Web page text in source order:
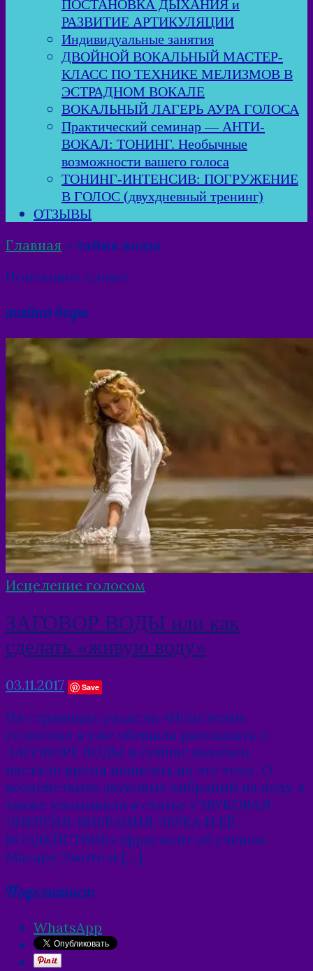
ПОСТАНОВКА ДЫХАНИЯ и
РАЗВИТИЕ АРТИКУЛЯЦИИ
Индивидуальные занятия
ДВОЙНОЙ ВОКАЛЬНЫЙ МАСТЕР-
КЛАСС ПО ТЕХНИКЕ МЕЛИЗМОВ В
ЭСТРАДНОМ ВОКАЛЕ
ВОКАЛЬНЫЙ ЛАГЕРЬ АУРА ГОЛОСА
Практический семинар — АНТИ-
ВОКАЛ: ТОНИНГ. Необычные
возможности вашего голоса
ТОНИНГ-ИНТЕНСИВ: ПОГРУЖЕНИЕ
В ГОЛОС (двухдневный тренинг)
ОТЗЫВЫ
Главная » тайна воды
Поисковое слово:
тайна воды
Исцеление голосом
ЗАГОВОР ВОДЫ или как
сделать «живую воду»
03.11.2017 Save
На страницах раздела «Исцеление
голосом» я уже обещала рассказать о
ЗАГОВОРЕ ВОДЫ и сейчас наконец
настало время написать на эту тему. О
воздействиях звуковых вибраций на воду я
также упоминала в статье «ЗВУКОВАЯ
ЭНЕРГИЯ. ВИБРАЦИЯ ЗВУКА И ЕЁ
ВОЗДЕЙСТВИЕ» (фрагмент об учёном
Масару Эмото и […]
Поделиться:
WhatsApp